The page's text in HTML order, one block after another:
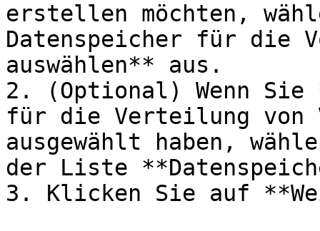
erstellen möchten,
Datenspeicher für die
auswählen** aus.
2. (Optional) Wenn Sie
für die Verteilung von
ausgewählt haben,
der Liste
3. Klicken Sie auf